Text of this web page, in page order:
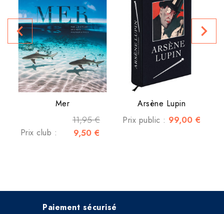
Mer
11,95 €
Prix club : 9,50 €
Arsène Lupin
Prix public : 99,00 €
navigate_before navigate_next
Paiement sécurisé